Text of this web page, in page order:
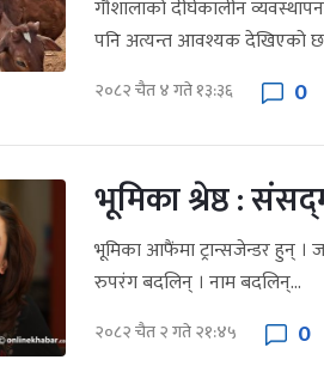
गौशालाको दीर्घकालीन
पनि अत्यन्त आवश्यक देखिएको छ
२०८२ चैत ४ गते १३:३६ 0
भूमिका श्रेष्ठ :
भूमिका आफैंमा ट्रान्सजेन्डर हुन् ।
रुपरंग बदलिन् । नाम बदलिन्...
२०८२ चैत २ गते २१:४५ 0